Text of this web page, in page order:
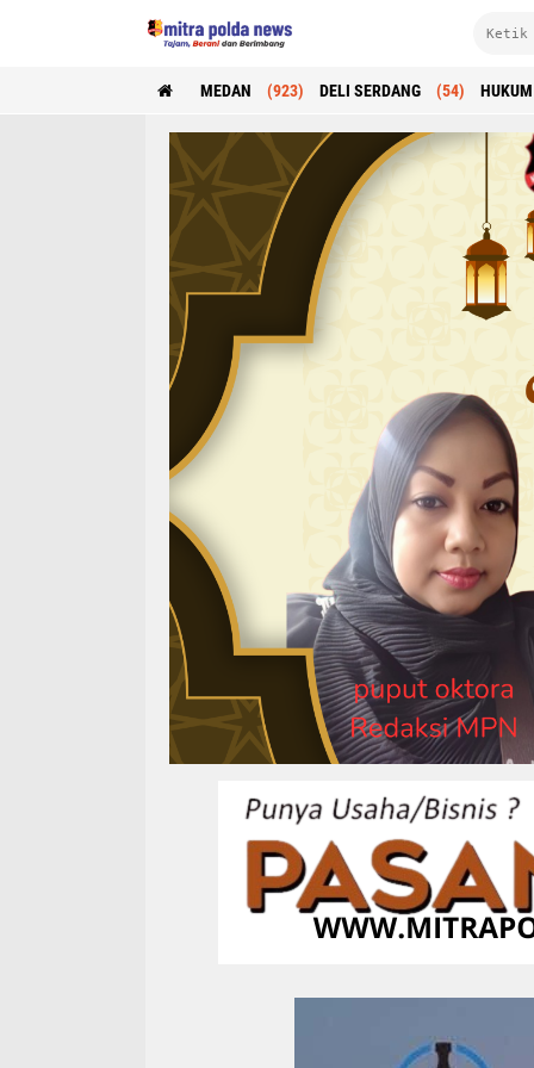
MEDAN (923) DELI SERDANG (54) HUKUM